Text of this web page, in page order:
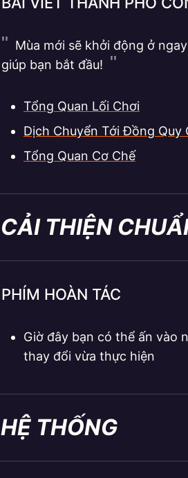
Mùa mới sẽ khởi động ở
giúp bạn bắt đầu!
Tổng Quan Lối Chơi
Dịch Chuyển Tới Đồng Quy
Tổng Quan Cơ Chế
CẢI THIỆN
PHÍM HOÀN TÁC
Giờ đây bạn có thể ấn vào
thay đổi vừa thực hiện
HỆ THỐNG